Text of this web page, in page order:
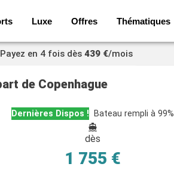
Luxe Offres Thématiques
Payez en 4 fois dès 439 €/mois
de Copenhague
Dernières Dispos ! Bateau rempli à 99%
dès
1 755 €